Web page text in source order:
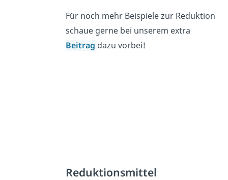
Für noch mehr Beispiele zur Reduktion
schaue gerne bei unserem extra
Beitrag dazu vorbei!
Reduktionsmittel